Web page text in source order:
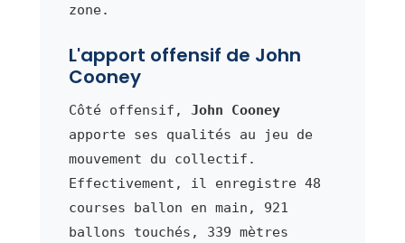
zone.
L'apport offensif de John
Cooney
Côté offensif, John Cooney
apporte ses qualités au jeu de
mouvement du collectif.
Effectivement, il enregistre 48
courses ballon en main, 921
ballons touchés, 339 mètres